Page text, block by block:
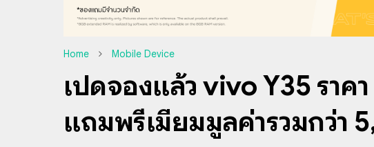
Home Mobile Device
เปิดจองแล้ว vivo Y35 ราค
แถมพรีเมียมมูลค่ารวมกว่า